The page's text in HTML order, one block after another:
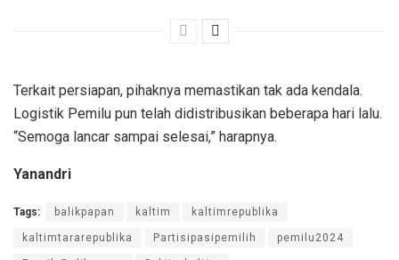
Terkait persiapan, pihaknya memastikan tak ada kendala.
Logistik Pemilu pun telah didistribusikan beberapa hari lalu.
“Semoga lancar sampai selesai,” harapnya.
Yanandri
Tags: balikpapan kaltim kaltimrepublika
kaltimtararepublika Partisipasipemilih pemilu2024